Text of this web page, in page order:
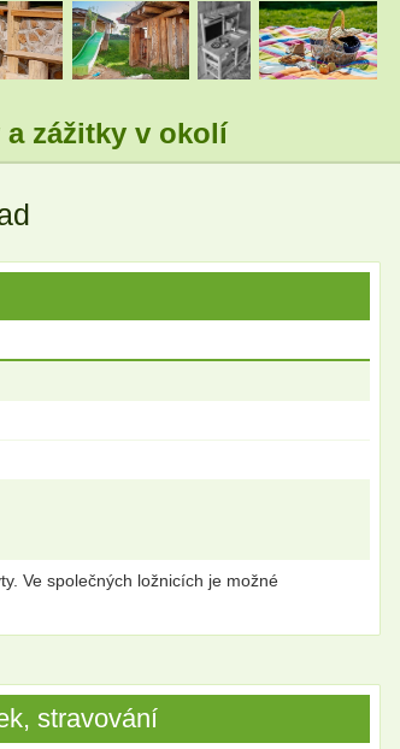
a zážitky v okolí
Ve společných ložnicích je možné
stravování